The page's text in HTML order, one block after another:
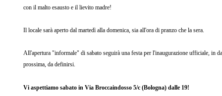
con il malto esausto e il lievito madre!
Il locale sarà aperto dal martedì alla domenica, sia all'ora di pranzo che la sera.
All'apertura "informale" di sabato seguirà una festa per l'inaugurazione ufficiale, in
prossima, da definirsi.
Vi aspettiamo sabato in Via Broccaindosso 5/c (Bologna) dalle 19!